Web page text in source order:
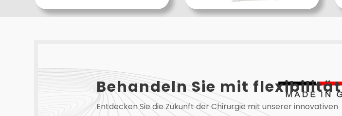
Behandeln Sie mit flexibilität
Entdecken Sie die Zukunft der Chirurgie mit unserer innovativen